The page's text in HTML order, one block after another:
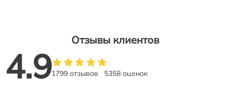
Отзывы клиентов
4.91799 отзывов 5358 оценок